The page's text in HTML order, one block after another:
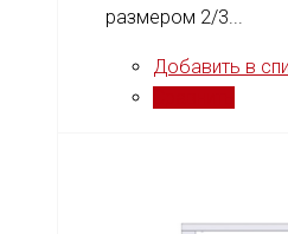
размером 2/3...
Добавить в